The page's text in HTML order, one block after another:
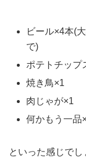
ビール×4本(
で)
ポテトチップ
焼き鳥×1
肉じゃが×1
何かもう一品
といった感じでし